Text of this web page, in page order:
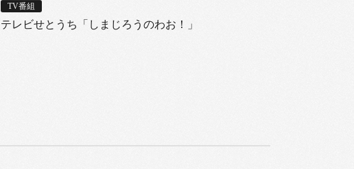
TV番組
テレビせとうち「しまじろうのわお！」